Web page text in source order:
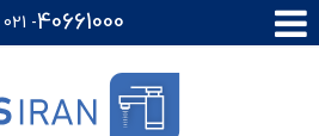
021 -40661000